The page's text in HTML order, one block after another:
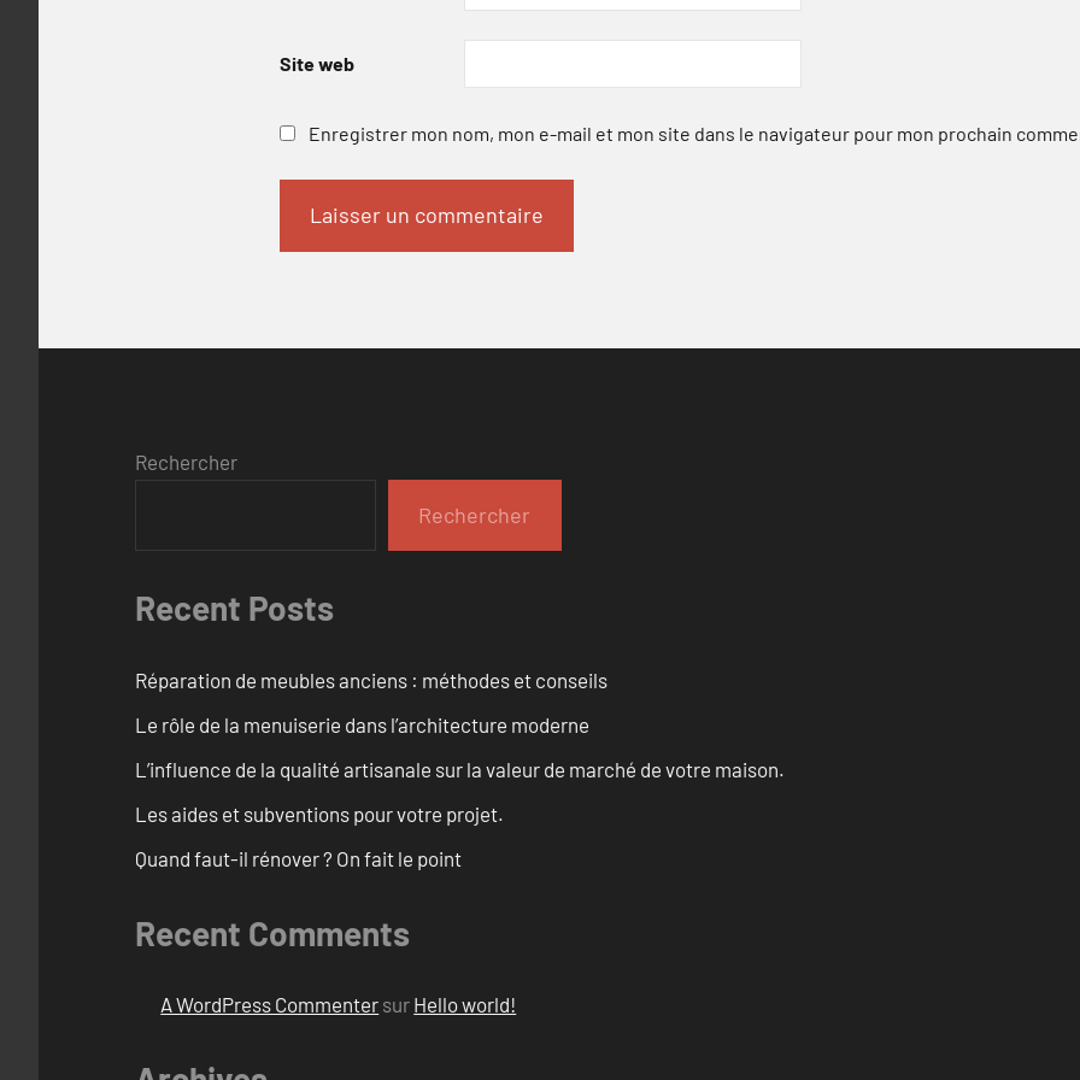
Site web
Enregistrer mon nom, mon e-mail et mon site dans le navigateur pour mon prochain
Rechercher
Rechercher
Recent Posts
Réparation de meubles anciens : méthodes et conseils
Le rôle de la menuiserie dans l’architecture moderne
L’influence de la qualité artisanale sur la valeur de marché de votre maison.
Les aides et subventions pour votre projet.
Quand faut-il rénover ? On fait le point
Recent Comments
A WordPress Commenter sur Hello world!